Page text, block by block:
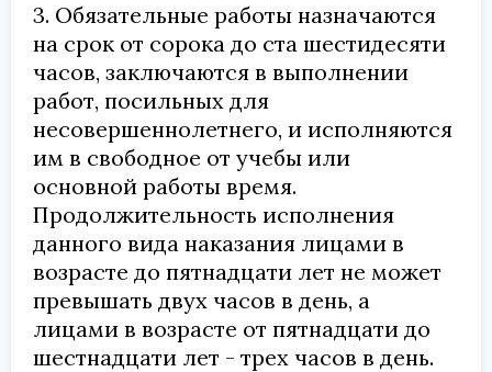
3. Обязательные работы назначаются
на срок от сорока до ста шестидесяти
часов, заключаются в выполнении
работ, посильных для
несовершеннолетнего, и исполняются
им в свободное от учебы или
основной работы время.
Продолжительность исполнения
данного вида наказания лицами в
возрасте до пятнадцати лет не может
превышать двух часов в день, а
лицами в возрасте от пятнадцати до
шестнадцати лет - трех часов в день.